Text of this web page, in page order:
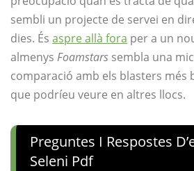
sembli un projecte de servei en
dies. És aspre allà fora per a un
almenys Foamstars sembla una
comparació amb els blasters més
que podríeu veure en altres llocs.
Preguntes I Respostes
Seleni Pdf